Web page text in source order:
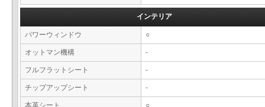
インテリア
パワーウィンドウ ○
オットマン機構 -
フルフラットシート -
チップアップシート -
本革シート ○